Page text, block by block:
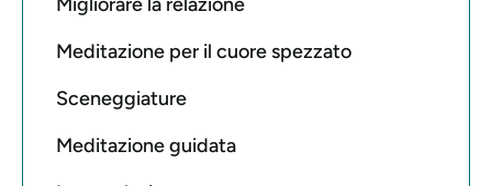
Meditazione per il cuore spezzato
Sceneggiature
Meditazione guidata